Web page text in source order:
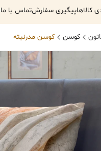
کالاهاپیگیری سفارشتماس با ما
کوسن کوسن مدرنیته